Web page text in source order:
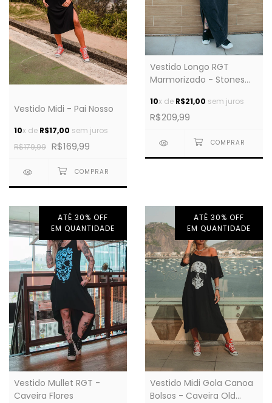
Vestido Midi - Pai Nosso
10x de R$17,00 sem juros
R$179,99 R$169,99
Vestido Longo RGT
Marmorizado - Stones
10x de R$21,00 sem juros
R$209,99
ATÉ 30% OFF
EM QUANTIDADE
Vestido Mullet RGT -
Caveira Flores
ATÉ 30% OFF
EM QUANTIDADE
Vestido Midi Gola Canoa
Bolsos - Caveira Old